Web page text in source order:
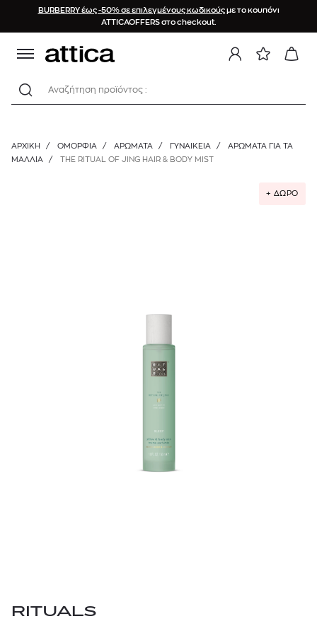
BURBERRY έως -50% σε επιλεγμένους κωδικούςμε το κουπόνι
ATTICAOFFERS στο checkout.
Αναζήτηση προϊόντος :
ΑΡΧΙΚΉ / ΟΜΟΡΦΙΑ / ΑΡΩΜΑΤΑ / ΓΥΝΑΙΚΕΊΑ /
ΑΡΏΜΑΤΑ ΓΙΑ ΤΑ
ΜΑΛΛΙΆ
/ THE RITUAL OF JING HAIR & BODY MIST
+ ΔΩΡΟ
RITUALS